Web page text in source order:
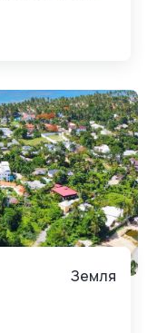
Земля